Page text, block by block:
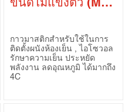
ขนิดไม่แข็งตัว (MC-
Skinning Sealant)
กาวมาสติกสำหรับใช้ในการ
ติดตั้งผนังห้องเย็น , ไอโซวอล
รักษาความเย็น ประหยัด
พลังงาน ลดอุณหภูมิ ได้มากถึง
4C